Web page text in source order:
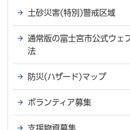
土砂災害(特別)警戒区域
通常版の富士宮市公式ウェ
法
防災(ハザード)マップ
ボランティア募集
支援物資募集